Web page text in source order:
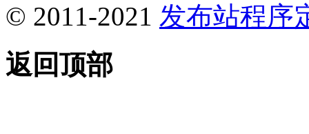
© 2011-2021 发布站程序
返回顶部